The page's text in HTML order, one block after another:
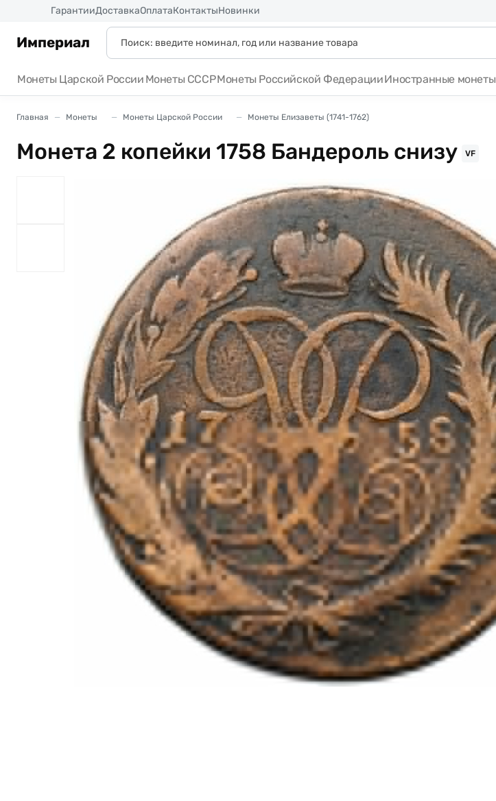
ГарантииДоставкаОплатаКонтактыНовинки
Империал
Монеты Царской России Монеты СССРМонеты Российской ФедерацииИностранные монеты
Главная Монеты Монеты Царской России Монеты Елизаветы (1741-1762)
Монета 2 копейки 1758 Бандероль снизу VF